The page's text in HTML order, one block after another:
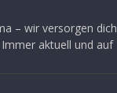
– wir versorgen dich
aktuell und auf